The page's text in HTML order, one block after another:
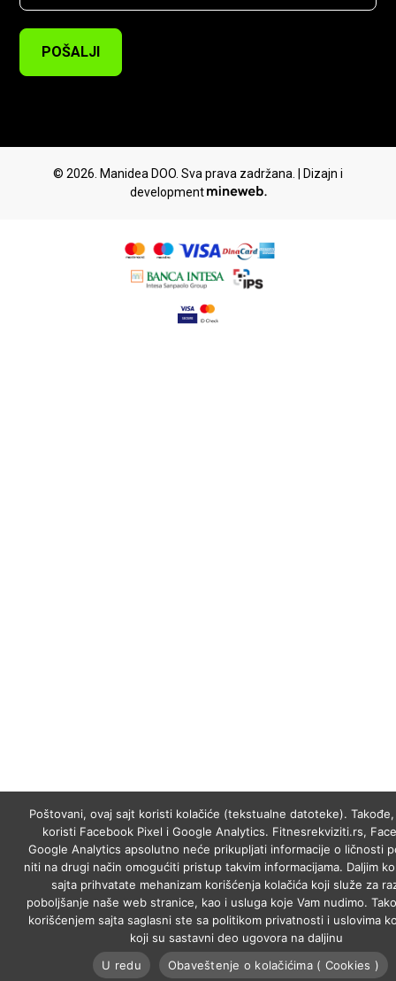
POŠALJI
© 2026. Manidea DOO. Sva prava zadržana. | Dizajn i
development
Poštovani, ovaj sajt koristi kolačiće (tekstualne datoteke).
koristi Facebook Pixel i Google Analytics. Fitnesrekviziti.rs,
Google Analytics apsolutno neće prikupljati informacije o ličnosti
niti na drugi način omogućiti pristup takvim informacijama. Daljim
sajta prihvatate mehanizam korišćenja kolačića koji služe za
poboljšanje naše web stranice, kao i usluga koje Vam nudimo.
korišćenjem sajta saglasni ste sa politikom privatnosti i uslovima
koji su sastavni deo ugovora na daljinu
U redu
Obaveštenje o kolačićima ( Cookies )